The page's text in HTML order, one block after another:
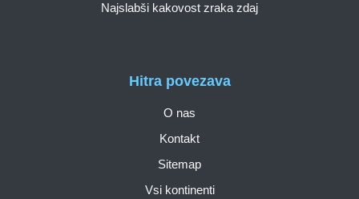
Hitra povezava
O nas
Kontakt
Sitemap
Vsi kontinenti
Najslabši kakovost zraka zdaj